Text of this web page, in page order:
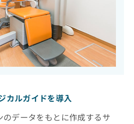
カルガイドを導入
のデータをもとに作成するサ